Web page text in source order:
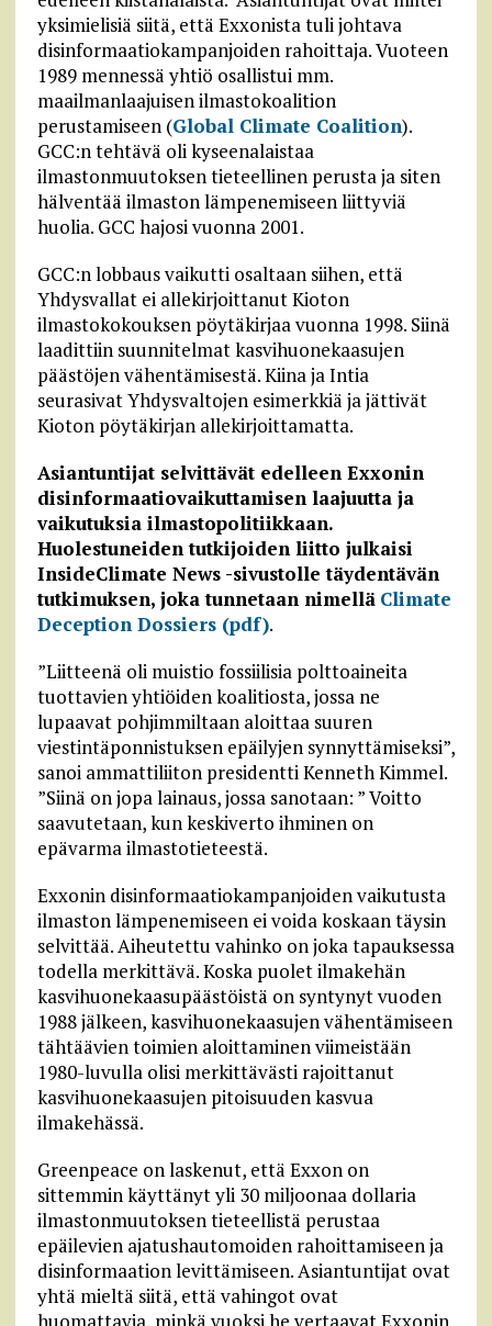
yksimielisiä siitä, että Exxonista tuli johtava
disinformaatiokampanjoiden rahoittaja. Vuoteen
1989 mennessä yhtiö osallistui mm.
maailmanlaajuisen ilmastokoalition
perustamiseen (Global Climate Coalition).
GCC:n tehtävä oli kyseenalaistaa
ilmastonmuutoksen tieteellinen perusta ja siten
hälventää ilmaston lämpenemiseen liittyviä
huolia. GCC hajosi vuonna 2001.
GCC:n lobbaus vaikutti osaltaan siihen, että
Yhdysvallat ei allekirjoittanut Kioton
ilmastokokouksen pöytäkirjaa vuonna 1998. Siinä
laadittiin suunnitelmat kasvihuonekaasujen
päästöjen vähentämisestä. Kiina ja Intia
seurasivat Yhdysvaltojen esimerkkiä ja jättivät
Kioton pöytäkirjan allekirjoittamatta.
Asiantuntijat selvittävät edelleen Exxonin
disinformaatiovaikuttamisen laajuutta ja
vaikutuksia ilmastopolitiikkaan.
Huolestuneiden tutkijoiden liitto julkaisi
InsideClimate News -sivustolle täydentävän
tutkimuksen, joka tunnetaan nimellä Climate
Deception Dossiers (pdf).
”Liitteenä oli muistio fossiilisia polttoaineita
tuottavien yhtiöiden koalitiosta, jossa ne
lupaavat pohjimmiltaan aloittaa suuren
viestintäponnistuksen epäilyjen synnyttämiseksi”,
sanoi ammattiliiton presidentti Kenneth Kimmel.
”Siinä on jopa lainaus, jossa sanotaan: ” Voitto
saavutetaan, kun keskiverto ihminen on
epävarma ilmastotieteestä.
Exxonin disinformaatiokampanjoiden vaikutusta
ilmaston lämpenemiseen ei voida koskaan täysin
selvittää. Aiheutettu vahinko on joka tapauksessa
todella merkittävä. Koska puolet ilmakehän
kasvihuonekaasupäästöistä on syntynyt vuoden
1988 jälkeen, kasvihuonekaasujen vähentämiseen
tähtäävien toimien aloittaminen viimeistään
1980-luvulla olisi merkittävästi rajoittanut
kasvihuonekaasujen pitoisuuden kasvua
ilmakehässä.
Greenpeace on laskenut, että Exxon on
sittemmin käyttänyt yli 30 miljoonaa dollaria
ilmastonmuutoksen tieteellistä perustaa
epäilevien ajatushautomoiden rahoittamiseen ja
disinformaation levittämiseen. Asiantuntijat ovat
yhtä mieltä siitä, että vahingot ovat